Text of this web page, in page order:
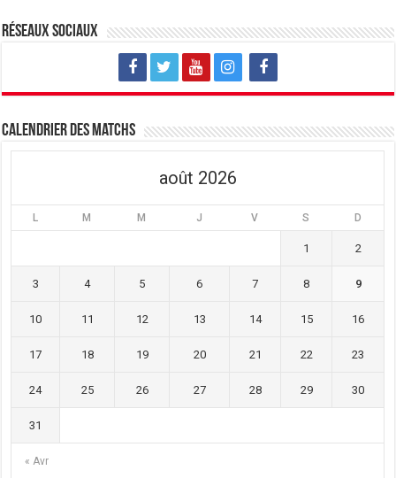
Réseaux sociaux
Calendrier des matchs
août 2026
L M M J V S D
« Avr
1 2
3 4 5 6 7 8 9
10 11 12 13 14 15 16
17 18 19 20 21 22 23
24 25 26 27 28 29 30
31